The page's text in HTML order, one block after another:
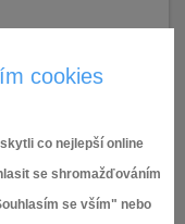
cookies
co nejlepší online
se shromažďováním
se vším" nebo